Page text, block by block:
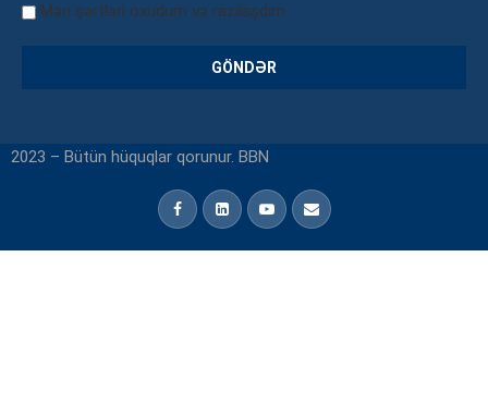
Mən şərtləri oxudum və razılaşdım
2023 – Bütün hüquqlar qorunur. BBN